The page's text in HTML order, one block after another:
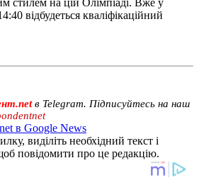
відбудеться кваліфікаційний
в Telegram. Підписуйтесь на наш
в Google News
виділіть необхідний текст і
повідомити про це редакцію.